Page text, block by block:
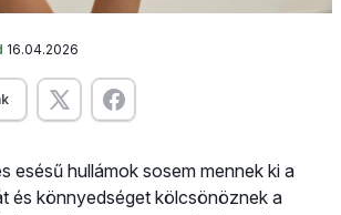
16.04.2026
esésű hullámok sosem mennek ki a
és könnyedséget kölcsönöznek a